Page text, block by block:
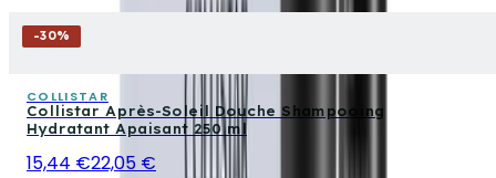
-30%
COLLISTAR
Collistar Après-Soleil Douche Shampooing
Hydratant Apaisant 250 ml
15,44 €22,05 €